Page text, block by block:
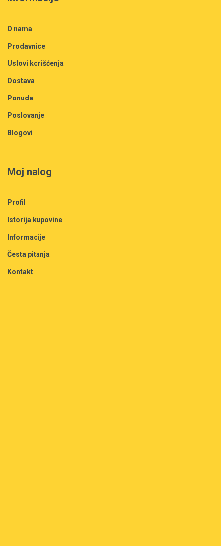
O nama
Prodavnice
Uslovi korišćenja
Dostava
Ponude
Poslovanje
Blogovi
Moj nalog
Profil
Istorija kupovine
Informacije
Česta pitanja
Kontakt